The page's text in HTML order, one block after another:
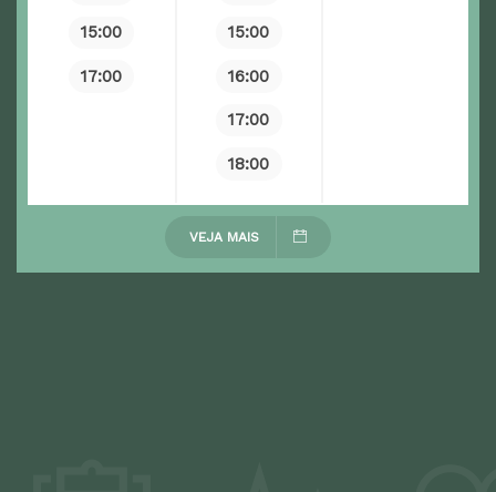
15:00
17:00
15:00
16:00
17:00
18:00
VEJA MAIS